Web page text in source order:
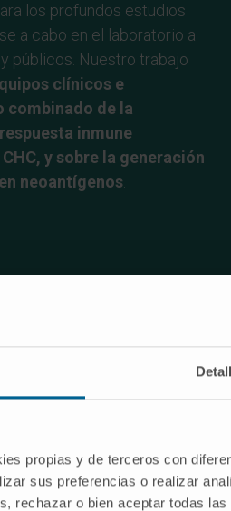
propias y de terceros con
sus preferencias o realizar
rechazar o bien aceptar todas
los profundos estudios
a cabo en el laboratorio a
públicos. Nuestro trabajo
clínicos e
combinado de la
inmune
y sobre la generación
neoantígenos
Investigación de